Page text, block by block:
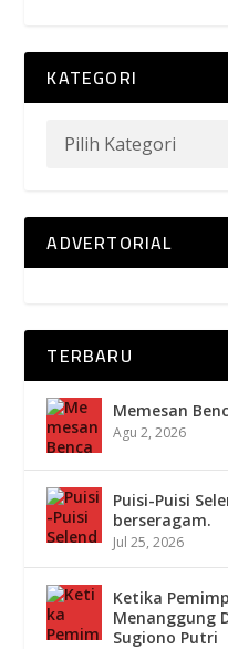
KATEGORI
ADVERTORIAL
TERBARU
Memesan
Agu 2, 2026
Puisi-Puisi
berseragam.
Jul 25, 2026
Ketika
Menanggung
Sugiono Putri